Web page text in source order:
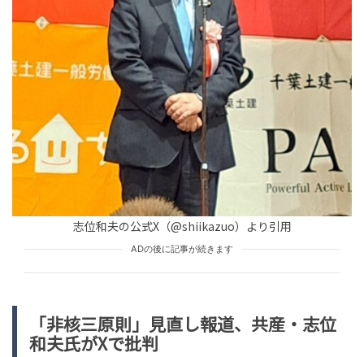
【謎の建築物】投稿主「またまたヤバいところに来
た。」まるで積み木のような建築物に「ここはどこ？」
と関心の声集まる
未分類
tend Editorial Team
「子を放り出して遊ぶなんて信じられない」妻が子供を
預けたことが許せない叔母。夫との扱いの差に絶句
TREND（トレンド深堀）
STORY
tend Editorial Team
「なんだこの可愛い大臣」「もう！好き」「連続で何回
も観ました」と好意的な声。小野田紀美大臣、Xで投稿し
たすべり台を滑る動...
HUMAN（話題の人）
LEADERS
志位和夫の公式X（@shiikazuo）より引用
ADの後に記事が続きます
「非核三原則」見直し報道、共産・志位
和夫氏がXで批判